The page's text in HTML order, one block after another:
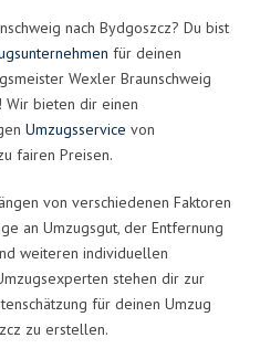
nach Bydgoszcz? Du bist
für deinen
Wexler Braunschweig
Wir bieten dir einen
Umzugsservice von
fairen Preisen.
von verschiedenen Faktoren
an Umzugsgut, der Entfernung
weiteren individuellen
stehen dir zur
für deinen Umzug
zu erstellen.